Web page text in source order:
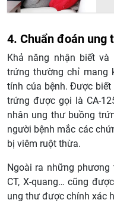
4. Chuẩn đoán ung
Khả năng nhận biết
trứng thường chỉ mang
tính của bệnh. Được
trứng được gọi là CA-
nhân ung thư buồng
người bệnh mắc các
bị viêm ruột thừa.
Ngoài ra những
CT, X-quang… cũng
ung thư được chính xác